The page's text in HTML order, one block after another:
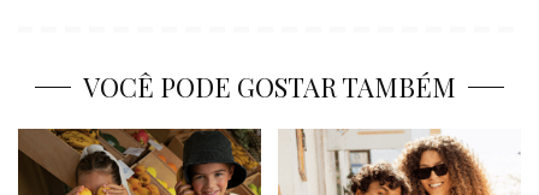
VOCÊ PODE GOSTAR TAMBÉM